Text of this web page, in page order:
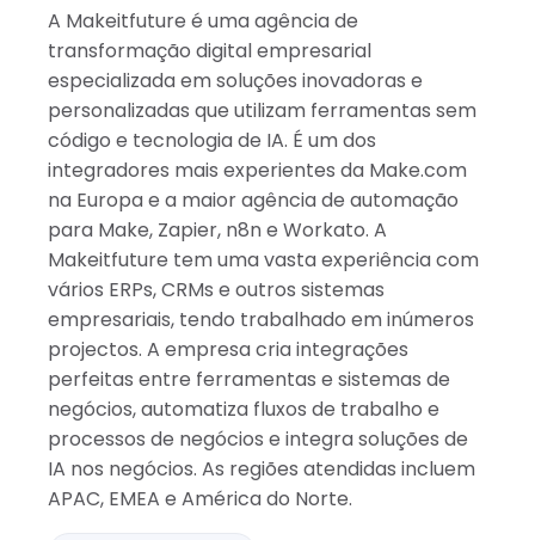
A Makeitfuture é uma agência de
transformação digital empresarial
especializada em soluções inovadoras e
personalizadas que utilizam ferramentas sem
código e tecnologia de IA. É um dos
integradores mais experientes da Make.com
na Europa e a maior agência de automação
para Make, Zapier, n8n e Workato. A
Makeitfuture tem uma vasta experiência com
vários ERPs, CRMs e outros sistemas
empresariais, tendo trabalhado em inúmeros
projectos. A empresa cria integrações
perfeitas entre ferramentas e sistemas de
negócios, automatiza fluxos de trabalho e
processos de negócios e integra soluções de
IA nos negócios. As regiões atendidas incluem
APAC, EMEA e América do Norte.